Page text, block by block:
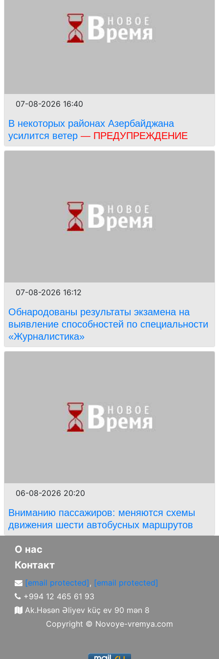
07-08-2026 16:40
В некоторых районах Азербайджана
усилится ветер — ПРЕДУПРЕЖДЕНИЕ
07-08-2026 16:12
Обнародованы результаты экзамена на
выявление способностей по специальности
«Журналистика»
06-08-2026 20:20
Вниманию пассажиров: меняются схемы
движения шести автобусных маршрутов
О нас
Контакт
[email protected], [email protected]
+994 12 465 61 93
Ak.Həsən Əliyev küç ev 90 mən 8
Copyright © Novoye-vremya.com